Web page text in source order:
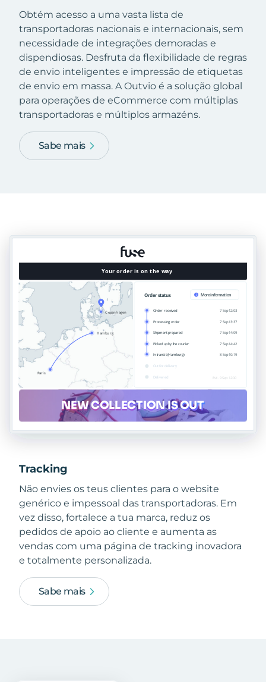
Obtém acesso a uma vasta lista de
transportadoras nacionais e internacionais, sem
necessidade de integrações demoradas e
dispendiosas. Desfruta da flexibilidade de regras
de envio inteligentes e impressão de etiquetas
de envio em massa. A Outvio é a solução global
para operações de eCommerce com múltiplas
transportadoras e múltiplos armazéns.
Sabe mais
Tracking
Não envies os teus clientes para o website
genérico e impessoal das transportadoras. Em
vez disso, fortalece a tua marca, reduz os
pedidos de apoio ao cliente e aumenta as
vendas com uma página de tracking inovadora
e totalmente personalizada.
Sabe mais